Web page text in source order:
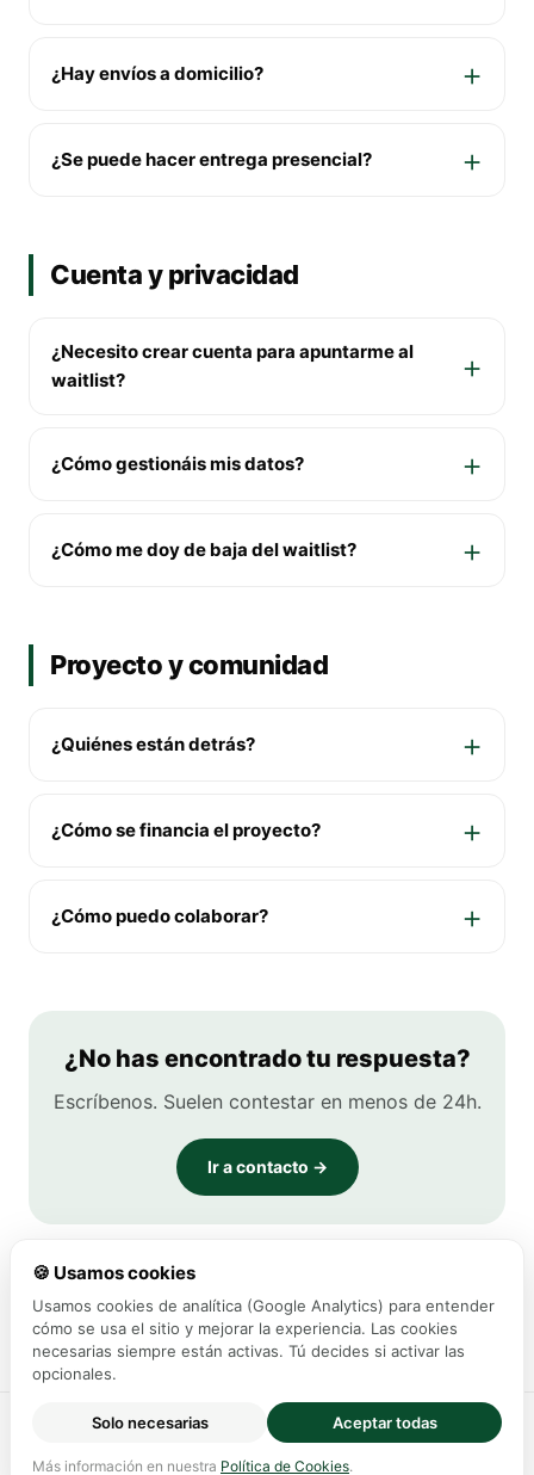
¿Hay envíos a domicilio?
¿Se puede hacer entrega presencial?
Cuenta y privacidad
¿Necesito crear cuenta para apuntarme al
waitlist?
¿Cómo gestionáis mis datos?
¿Cómo me doy de baja del waitlist?
Proyecto y comunidad
¿Quiénes están detrás?
¿Cómo se financia el proyecto?
¿Cómo puedo colaborar?
¿No has encontrado tu respuesta?
Escríbenos. Suelen contestar en menos de 24h.
Ir a contacto →
© 2026 2.Eskua · Vitoria-Gasteiz
Inicio·Sobre nosotros·Contacto
🍪 Usamos cookies
Usamos cookies de analítica (Google Analytics) para entender
cómo se usa el sitio y mejorar la experiencia. Las cookies
necesarias siempre están activas. Tú decides si activar las
opcionales.
Solo necesarias Aceptar todas
Más información en nuestra Política de Cookies.